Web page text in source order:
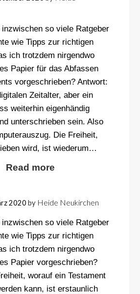
so viele Ratgeber
wie Tipps zur richtigen
ich trotzdem nirgendwo
Papier für das Abfassen
vorgeschrieben? Antwort:
Zeitalter, aber ein
weiterhin eigenhändig
unterschrieben sein. Also
Die Freiheit,
wird, ist wiederum…
Read more
2020 by Heide Neukirchen
so viele Ratgeber
wie Tipps zur richtigen
ich trotzdem nirgendwo
Papier vorgeschrieben?
worauf ein Testament
kann, ist erstaunlich